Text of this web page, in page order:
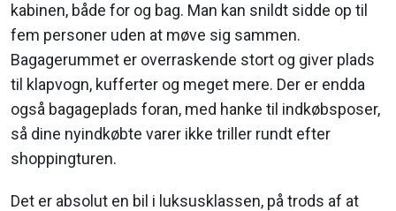
kabinen, både for og bag. Man kan snildt sidde op til
fem personer uden at møve sig sammen.
Bagagerummet er overraskende stort og giver plads
til klapvogn, kufferter og meget mere. Der er endda
også bagageplads foran, med hanke til indkøbsposer,
så dine nyindkøbte varer ikke triller rundt efter
shoppingturen.
Det er absolut en bil i luksusklassen, på trods af at